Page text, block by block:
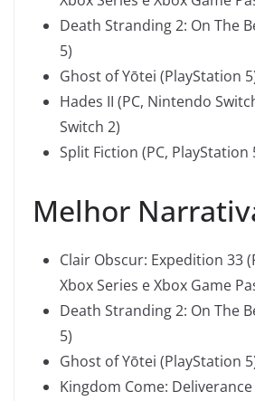
Death Stranding 2: On The
5)
Ghost of Yōtei (PlayStation
Hades II (PC, Nintendo
Switch 2)
Split Fiction (PC, PlayStation
Melhor
Clair Obscur: Expedition 33
Xbox Series e Xbox Game
Death Stranding 2: On The
5)
Ghost of Yōtei (PlayStation
Kingdom Come: Deliverance